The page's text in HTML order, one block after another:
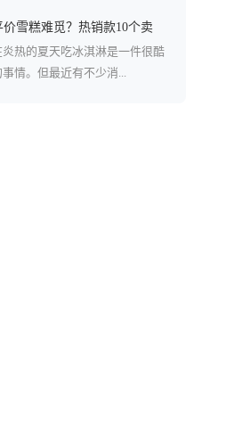
价雪糕难觅？热销款10个卖
炎热的夏天吃冰淇淋是一件很酷
事情。但最近有不少消...